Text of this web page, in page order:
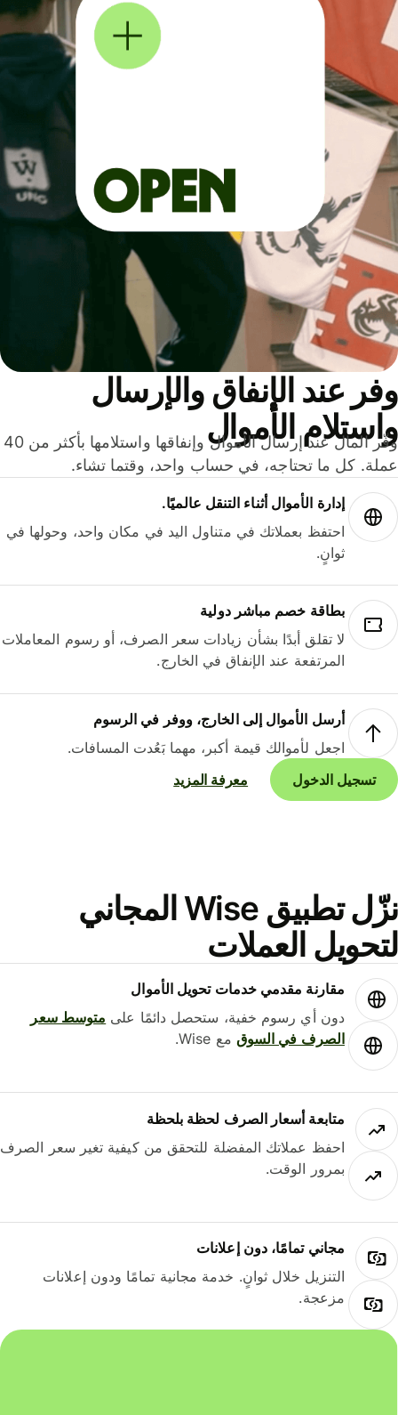
عند الإنفاق والإرسال
الأموال
وفّر المال عند إرسال الأموال وإنفاقها واستلامها بأكثر من 40
كل ما تحتاجه، في حساب واحد، وقتما تشاء.
إدارة الأموال أثناء التنقل عالميًا.
احتفظ بعملاتك في متناول اليد في مكان واحد، وحولها في
ثوانٍ.
بطاقة خصم مباشر دولية
لا تقلق أبدًا بشأن زيادات سعر الصرف، أو رسوم المعاملات
المرتفعة عند الإنفاق في الخارج.
أرسل الأموال إلى الخارج، ووفر في الرسوم
اجعل لأموالك قيمة أكبر، مهما بَعُدت المسافات.
تسجيل الدخول
معرفة المزيد
نزّل تطبيق Wise المجاني
العملات
مقارنة مقدمي خدمات تحويل الأموال
دون أي رسوم خفية، ستحصل دائمًا علىمتوسط ​​سعر
الصرف في السوقمع Wise.
متابعة أسعار الصرف لحظة بلحظة
احفظ عملاتك المفضلة للتحقق من كيفية تغير سعر الصرف
بمرور الوقت.
مجاني تمامًا، دون إعلانات
التنزيل خلال ثوانٍ. خدمة مجانية تمامًا ودون إعلانات
مزعجة.